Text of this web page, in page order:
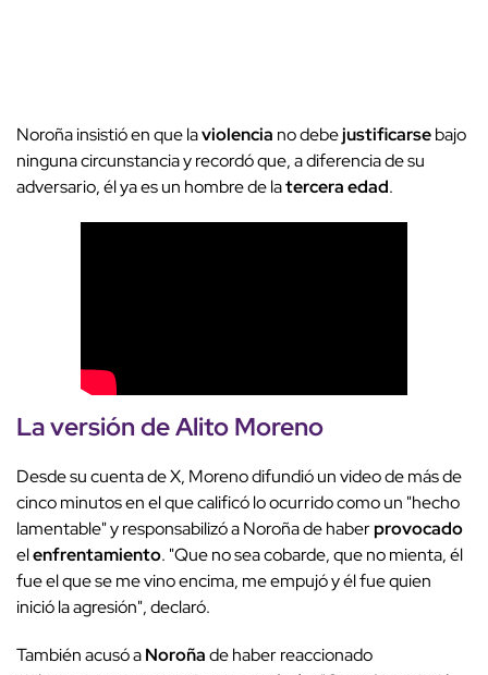
Noroña insistió en que laviolencia no debejustificarsebajo
ninguna circunstancia y recordó que, a diferencia de su
adversario, él ya es un hombre de latercera edad.
La versión deAlito Moreno
Desde su cuenta de X, Moreno difundió un video de más de
cinco minutos en el que calificó lo ocurrido como un "hecho
lamentable" y responsabilizó a Noroña de haberprovocado
elenfrentamiento. "Que no sea cobarde, que no mienta, él
fue el que se me vino encima, me empujó y él fue quien
inició la agresión", declaró.
También acusó aNoroñade haber reaccionado